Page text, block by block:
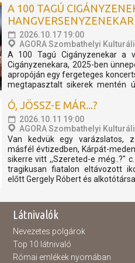
A 100 TAGÚ
2026.10.17 19:00
AGORA Szombathelyi
A 100 Tagú Cigányzenekar a
Cigányzenekara, 2025-ben
apropóján egy fergeteges
megtapasztalt sikerek mentén
Ó, JÖSSZ-E MÁR...?
2026.10.11 19:00
AGORA Szombathelyi
Van kedvük egy varázslatos,
másfél évtizedben, Kárpát-
sikerre vitt ,,Szereted-e még..?"
tragikusan fiatalon eltávozott
előtt Gergely Róbert és
Látnivalók
Nevezetes polgárok
Top 10 látnivaló
Római emlékek nyomában